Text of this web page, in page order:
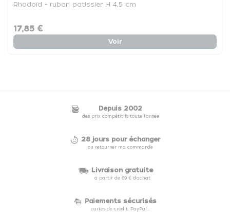
Rhodoïd - ruban patissier H 4,5 cm
17,85 €
Voir
Depuis 2002
des prix compétitifs toute l'année
28 jours pour échanger
ou retourner ma commande
Livraison gratuite
à partir de 69 € d'achat
Paiements sécurisés
cartes de crédit, PayPal...